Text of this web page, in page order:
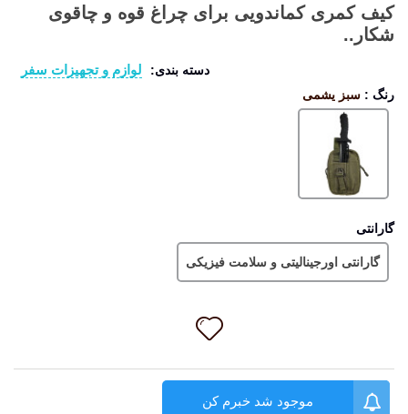
کیف کمری کماندویی برای چراغ قوه و چاقوی
شکار..
دسته بندی: لوازم و تجهیزات سفر
رنگ : سبز یشمی
گارانتی
گارانتی اورجینالیتی و سلامت فیزیکی
موجود شد خبرم کن